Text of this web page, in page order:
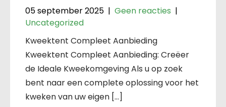
05 september 2025 | Geen reacties |
Uncategorized
Kweektent Compleet Aanbieding
Kweektent Compleet Aanbieding: Creëer
de Ideale Kweekomgeving Als u op zoek
bent naar een complete oplossing voor het
kweken van uw eigen […]